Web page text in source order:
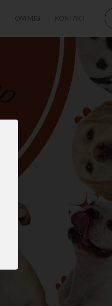
OM MIG KONTAKT